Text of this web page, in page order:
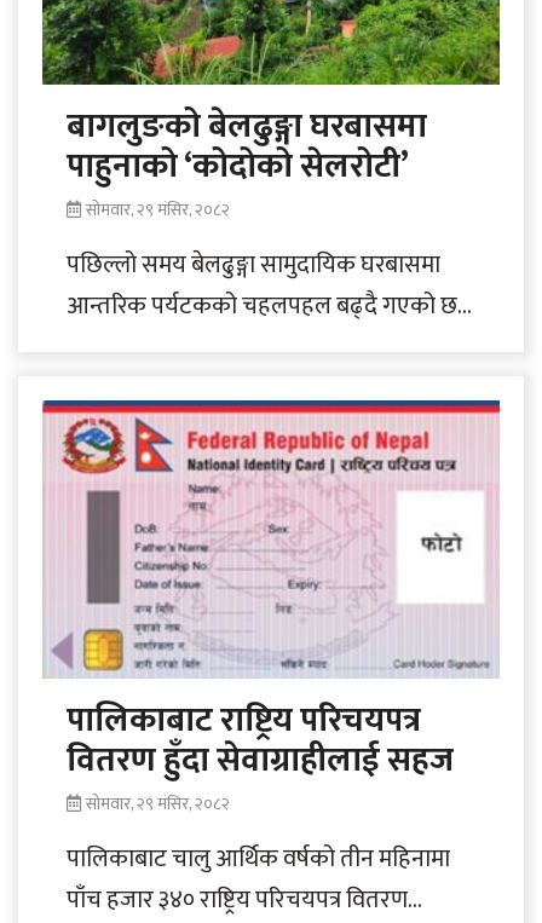
बागलुङको बेलढुङ्गा घरबासमा
पाहुनाको ‘कोदोको सेलरोटी’
सोमवार, २९ मंसिर, २०८२
पछिल्लो समय बेलढुङ्गा सामुदायिक घरबासमा
आन्तरिक पर्यटकको चहलपहल बढ्दै गएको छ ।
पालिकाबाट राष्ट्रिय परिचयपत्र
वितरण हुँदा सेवाग्राहीलाई सहज
सोमवार, २९ मंसिर, २०८२
पालिकाबाट चालु आर्थिक वर्षको तीन महिनामा
पाँच हजार ३४० राष्ट्रिय परिचयपत्र वितरण